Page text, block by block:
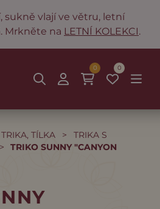
sukně vlají ve větru, letní
Mrkněte na LETNÍ KOLEKCI.
0
0
TRIKA, TÍLKA >
TRIKA S
>
TRIKO SUNNY "CANYON